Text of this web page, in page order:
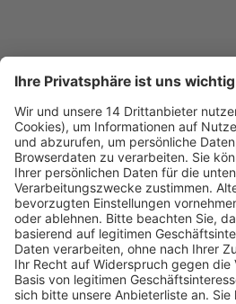
Fachmedien Recht und Wirtschaft
Ein Fachbereich der
dfv Mediengruppe
Mainzer Landstr. 251
60326 Frankfurt am Main